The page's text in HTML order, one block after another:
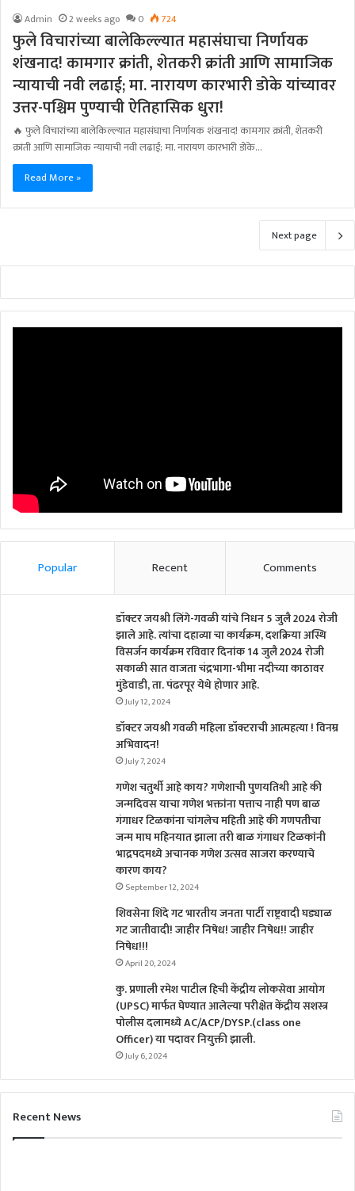
Admin 2 weeks ago 0 724
फुले विचारांच्या बालेकिल्ल्यात महासंघाचा निर्णायक
शंखनाद! कामगार क्रांती, शेतकरी क्रांती आणि सामाजिक
न्यायाची नवी लढाई; मा. नारायण कारभारी डोके यांच्यावर
उत्तर-पश्चिम पुण्याची ऐतिहासिक धुरा!
🔥 फुले विचारांच्या बालेकिल्ल्यात महासंघाचा निर्णायक शंखनाद! कामगार क्रांती, शेतकरी
क्रांती आणि सामाजिक न्यायाची नवी लढाई; मा. नारायण कारभारी डोके…
Read More »
Next page
Popular Recent Comments
डॉक्टर जयश्री लिंगे-गवळी यांचे निधन 5 जुलै 2024 रोजी
झाले आहे. त्यांचा दहाव्या चा कार्यक्रम, दशक्रिया अस्थि
विसर्जन कार्यक्रम रविवार दिनांक 14 जुलै 2024 रोजी
सकाळी सात वाजता चंद्रभागा-भीमा नदीच्या काठावर
मुंडेवाडी, ता. पंढरपूर येथे होणार आहे.
July 12, 2024
डॉक्टर जयश्री गवळी महिला डॉक्टराची आत्महत्या ! विनम्र
अभिवादन!
July 7, 2024
गणेश चतुर्थी आहे काय? गणेशाची पुणयतिथी आहे की
जन्मदिवस याचा गणेश भक्तांना पत्ताच नाही पण बाळ
गंगाधर टिळकांना चांगलेच महिती आहे की गणपतीचा
जन्म माघ महिनयात झाला तरी बाळ गंगाधर टिळकांनी
भाद्रपदमध्ये अचानक गणेश उत्सव साजरा करण्याचे
कारण काय?
September 12, 2024
शिवसेना शिंदे गट भारतीय जनता पार्टी राष्ट्रवादी घड्याळ
गट जातीवादी! जाहीर निषेध! जाहीर निषेध!! जाहीर
निषेध!!!
April 20, 2024
कु. प्रणाली रमेश पाटील हिची केंद्रीय लोकसेवा आयोग
(UPSC) मार्फत घेण्यात आलेल्या परीक्षेत केंद्रीय सशस्त्र
पोलीस दलामध्ये AC/ACP/DYSP.(class one
Officer) या पदावर नियुक्ती झाली.
July 6, 2024
Recent News